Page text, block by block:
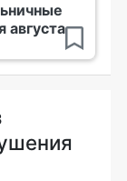
августа